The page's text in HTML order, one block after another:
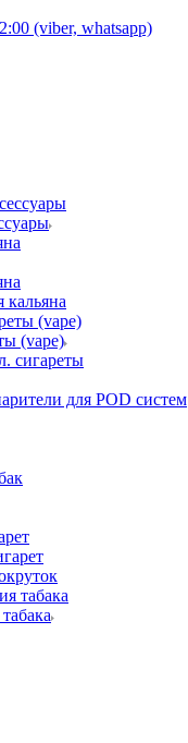
(viber, whatsapp)
кальяна
(vape)
сигареты
для POD систем